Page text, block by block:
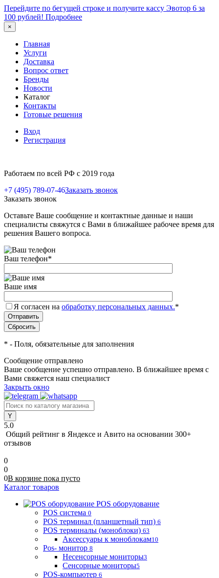
Перейдите по бегущей строке и получите кассу Эвотор 6 за
100 рублей! Подробнее
×
Главная
Услуги
Доставка
Вопрос ответ
Бренды
Новости
Каталог
Контакты
Готовые решения
Вход
Регистрация
Работаем по всей РФ с 2019 года
+7 (495) 789-07-46Заказать звонок
Заказать звонок
Оставьте Ваше сообщение и контактные данные и наши
специалисты свяжутся с Вами в ближайшее рабочее время для
решения Вашего вопроса.
Ваш телефон*
Ваше имя
Я согласен на обработку персональных данных.*
* - Поля, обязательные для заполнения
Сообщение отправлено
Ваше сообщение успешно отправлено. В ближайшее время с
Вами свяжется наш специалист
Закрыть окно
5.0
Общий рейтинг в Яндексе и Авито на основании 300+
отзывов
0
0
0В корзине пока пусто
Каталог товаров
POS оборудование
POS система 0
POS терминал (планшетный тип) 6
POS терминалы (моноблоки) 63
Аксессуары к моноблокам10
Pos- монитор 8
Несенсорные мониторы3
Сенсорные мониторы5
POS-компьютер 6